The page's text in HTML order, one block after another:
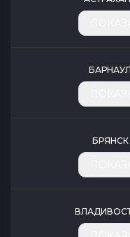
БАРНАУЛ
БРЯНСК